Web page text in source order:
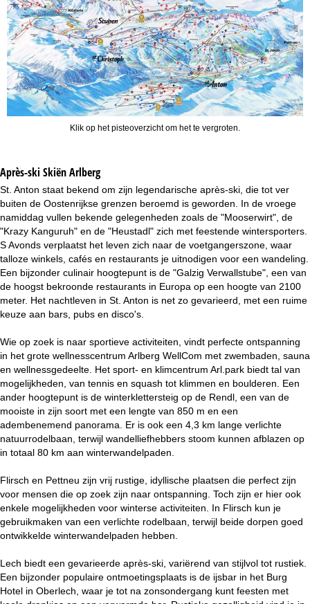
Klik op het pisteoverzicht om het te vergroten.
Après-ski Skiën Arlberg
St. Anton staat bekend om zijn legendarische après-ski, die tot ver
buiten de Oostenrijkse grenzen beroemd is geworden. In de vroege
namiddag vullen bekende gelegenheden zoals de "Mooserwirt", de
"Krazy Kanguruh" en de "Heustadl" zich met feestende wintersporters.
S Avonds verplaatst het leven zich naar de voetgangerszone, waar
talloze winkels, cafés en restaurants je uitnodigen voor een wandeling.
Een bijzonder culinair hoogtepunt is de "Galzig Verwallstube", een van
de hoogst bekroonde restaurants in Europa op een hoogte van 2100
meter. Het nachtleven in St. Anton is net zo gevarieerd, met een ruime
keuze aan bars, pubs en disco's.
Wie op zoek is naar sportieve activiteiten, vindt perfecte ontspanning
in het grote wellnesscentrum Arlberg WellCom met zwembaden, sauna
en wellnessgedeelte. Het sport- en klimcentrum Arl.park biedt tal van
mogelijkheden, van tennis en squash tot klimmen en boulderen. Een
ander hoogtepunt is de winterklettersteig op de Rendl, een van de
mooiste in zijn soort met een lengte van 850 m en een
adembenemend panorama. Er is ook een 4,3 km lange verlichte
natuurrodelbaan, terwijl wandelliefhebbers stoom kunnen afblazen op
in totaal 80 km aan winterwandelpaden.
Flirsch en Pettneu zijn vrij rustige, idyllische plaatsen die perfect zijn
voor mensen die op zoek zijn naar ontspanning. Toch zijn er hier ook
enkele mogelijkheden voor winterse activiteiten. In Flirsch kun je
gebruikmaken van een verlichte rodelbaan, terwijl beide dorpen goed
ontwikkelde winterwandelpaden hebben.
Lech biedt een gevarieerde après-ski, variërend van stijlvol tot rustiek.
Een bijzonder populaire ontmoetingsplaats is de ijsbar in het Burg
Hotel in Oberlech, waar je tot na zonsondergang kunt feesten met